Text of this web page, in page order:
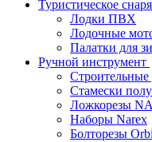
Туристическое
Лодки ПВХ
Лодочные
Палатки для
Ручной инструмент
Стамески
Ложкорезы
Наборы Narex
Болторезы